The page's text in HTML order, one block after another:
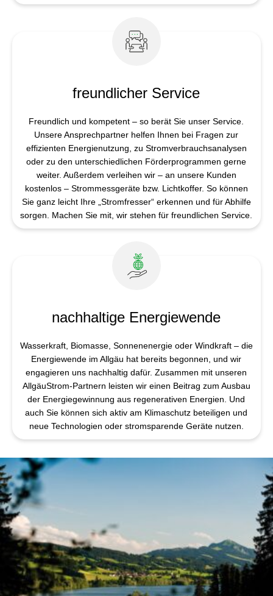
freund­licher Service
Freundlich und kompetent – so berät Sie unser Service.
Unsere Ansprechpartner helfen Ihnen bei Fragen zur
effizienten Energienutzung, zu Stromverbrauchsanalysen
oder zu den unterschiedlichen Förderprogrammen gerne
weiter. Außerdem verleihen wir – an unsere Kunden
kostenlos – Strommessgeräte bzw. Lichtkoffer. So können
Sie ganz leicht Ihre „Stromfresser“ erkennen und für Abhilfe
sorgen. Machen Sie mit, wir stehen für freundlichen Service.
nachhaltige Energiewende
Wasserkraft, Biomasse, Sonnenenergie oder Windkraft – die
Energiewende im Allgäu hat bereits begonnen, und wir
engagieren uns nachhaltig dafür. Zusammen mit unseren
AllgäuStrom-Partnern leisten wir einen Beitrag zum Ausbau
der Energiegewinnung aus regenerativen Energien. Und
auch Sie können sich aktiv am Klimaschutz beteiligen und
neue Technologien oder stromsparende Geräte nutzen.